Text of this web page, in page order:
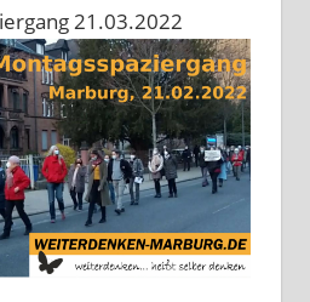
21.03.2022